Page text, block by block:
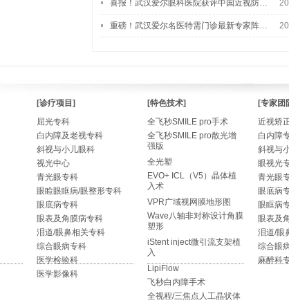
喜报！武汉爱尔眼科医院获评中国近视防…
重磅！武汉爱尔名医特需门诊最新专家阵…
[诊疗项目]
屈光专科
白内障及老视专科
斜视与小儿眼科
视光中心
青光眼专科
眼睑眼眶病/眼整形专科
眼底病专科
眼表及角膜病专科
泪道/眼鼻相关专科
综合眼病专科
医学检验科
医学影像科
[特色技术]
全飞秒SMILE pro手术
全飞秒SMILE pro散光增
强版
全光塑
EVO+ ICL（V5）晶体植
入术
VPR广域视网膜地形图
Wave八轴非对称设计角膜
塑形
iStent inject微引流支架植
入
LipiFlow
飞秒白内障手术
全视程/三焦点人工晶状体
[专家团
近视矫
白内障
斜视与
眼视光
青光眼
眼底病
眼眶病
眼表及
泪道/眼
综合眼
麻醉科